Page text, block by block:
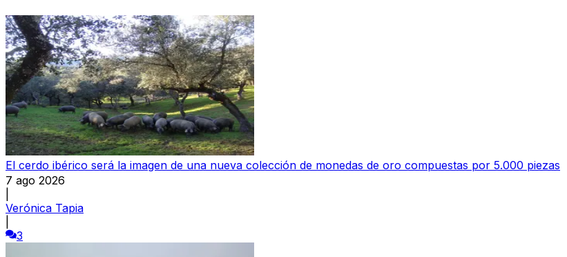
El cerdo ibérico será la imagen de una nueva colección de monedas de oro compuestas por 5.000 piezas
7 ago 2026
Verónica Tapia
3